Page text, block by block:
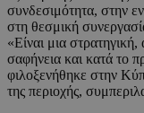
συνδεσιμότητα, στην
στη θεσμική
«Είναι μια
σαφήνεια και κατά το
φιλοξενήθηκε στην
της περιοχής,